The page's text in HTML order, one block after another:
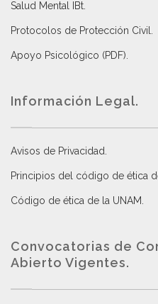
Salud Mental IBt
Protocolos de Protección Civil
Apoyo Psicológico (PDF)
Información Legal.
Avisos de Privacidad
Principios del código de ética
Código de ética de la UNAM
Convocatorias de
Abierto Vigentes.